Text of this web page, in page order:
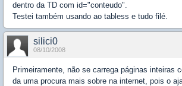
dentro da TD com id="conteudo".
Testei também usando ao tabless e tudo filé.
silici0
08/10/2008
Primeiramente, não se carrega páginas inteiras
da uma procura mais sobre na internet, pois o